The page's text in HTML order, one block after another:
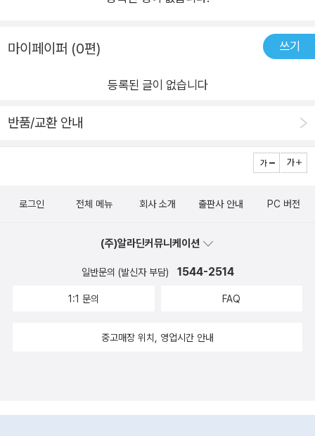
s Server 2016의 새로운 기능을 설명한다.
번이고 돌아와서 올바른 방식으로 작업을 수행하는 데 참조할 가이드
히 편안하게 사용할 수 있다.
는 방법을 설명한다. 이상하게도 이 영역에서는 마이크로소프트
인 IIS를 살펴본다. 6장, '원격 액세스'에서는 기업 네트워크의 원
파헤쳐본다. 또한 DirectAccess와 VPN에 대해 설명한다. 7장,
로 Server 2016을 사용하는 방법을 설명한다. RDS는 중앙 집
니터링과 백업'에서는 여러분의 인프라에서 실행 중인 서버를 모
를 다룬다. Windows에 포함된 도구를 사용해 시스템 성능 모니
다양한 예제를 통해 모니터링과 백업에 관련된 유용한 작업을 살
펴본다. 9장, '그룹 정책'에서는 Windows Server 2016에서 제
공하는 Active Directory 내에 포함된 강력하고 광범위한 영향
어'에서는 Windows Server에서 데이터를 관리할 수 있는 덜
노 서버와 서버 코어'에서는 서버를 다이어트 시킨다. 대부분 모
마이페이퍼 (0편) 쓰기
등록된 글이 없습니다
반품/교환 안내
로그인 전체 메뉴 회사 소개 출판사 안내 PC 버전
(주)알라딘커뮤니케이션
일반문의 (발신자 부담) 1544-2514
1:1 문의 FAQ
중고매장 위치, 영업시간 안내